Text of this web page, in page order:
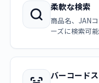
柔軟な検索
商品名、JAN
ーズに検索可能
バーコード